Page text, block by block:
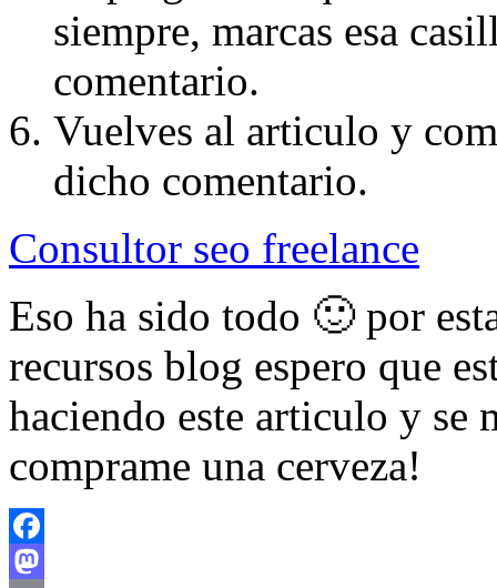
siempre, marcas esa
comentario.
Vuelves al articulo y
dicho comentario.
Consultor seo freelance
Eso ha sido todo 🙂 por
recursos blog espero que
haciendo este articulo y se
comprame una cerveza!
Facebook